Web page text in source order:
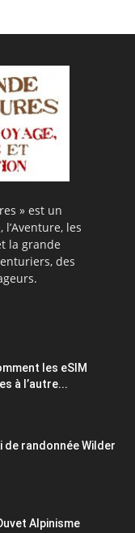
» est un
les
la grande
des
les eSIM
à l’autre...
de randonnée Wilder
Alpinisme